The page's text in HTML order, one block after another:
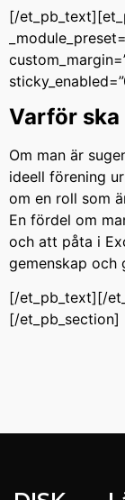
[/
Varför ska
Om man är
ideell förening
om en roll som
En fördel om
och att påta i
gemenskap och
[/et_pb_text][/
[/et_pb_section]